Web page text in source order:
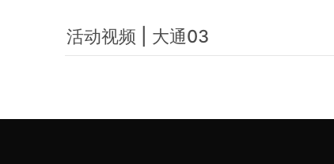
活动视频 | 大通03